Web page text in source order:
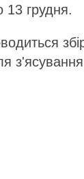
грудня.